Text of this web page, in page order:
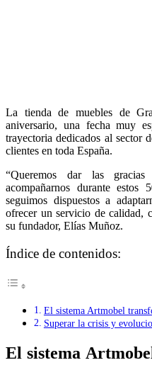
La tienda de muebles de
aniversario, una fecha muy
trayectoria dedicados al sector
clientes en toda España.
“Queremos dar las
acompañarnos durante
seguimos dispuestos a
ofrecer un servicio de calidad,
su fundador, Elías Muñoz.
Índice de contenidos:
El sistema Artmobel
Superar la crisis y
El sistema